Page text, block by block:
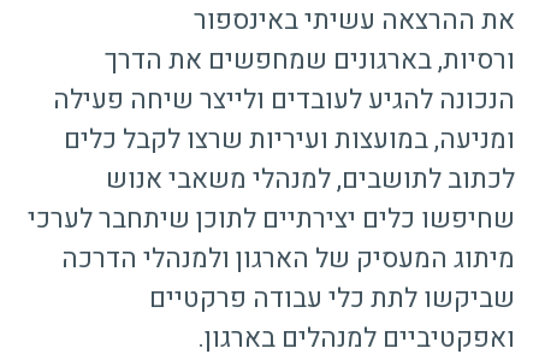
את ההרצאה עשיתי באינספור
ורסיות, בארגונים שמחפשים את הדרך
הנכונה להגיע לעובדים ולייצר שיחה פעילה
ומניעה, במועצות ועיריות שרצו לקבל כלים
לכתוב לתושבים, למנהלי משאבי אנוש
שחיפשו כלים יצירתיים לתוכן שיתחבר לערכי
מיתוג המעסיק של הארגון ולמנהלי הדרכה
שביקשו לתת כלי עבודה פרקטיים
ואפקטיביים למנהלים בארגון.